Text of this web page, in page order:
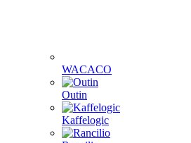
WACACO
Outin
Kaffelogic